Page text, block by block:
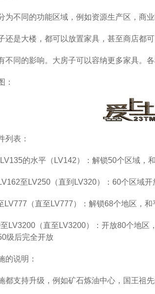
为不同的功能区域，例如资源生产区，商
还是大楼，都可以放置家具，甚至商店都可
不同的影响。大房子可以容纳更多家具。
：
列表：
的水平（LV142）：解锁50个区域，
至LV250（直到LV320）：60个区域开
LV777（直至LV777）：解锁68个地区，
LV3200（直至LV3200）：开放80个地
级后完全开放
的说明：
都支持升级，例如矿石炼油中心，国王祖先